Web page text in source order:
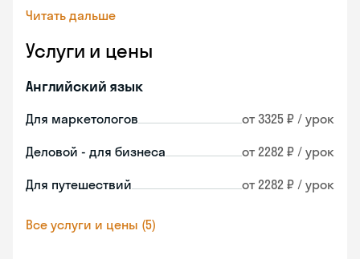
Читать дальше
Услуги и цены
Английский язык
Для маркетологов от 3325 ₽ / урок
Деловой - для бизнеса от 2282 ₽ / урок
Для путешествий от 2282 ₽ / урок
Все услуги и цены (5)